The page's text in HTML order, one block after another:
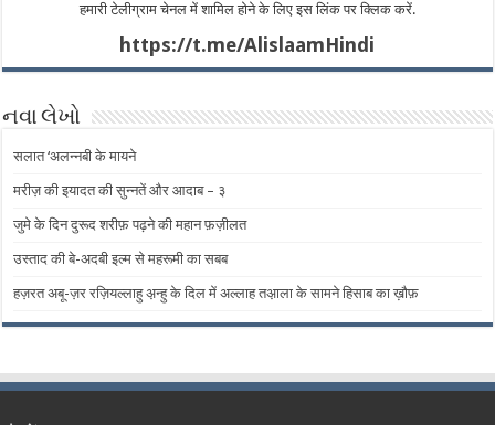
हमारी टेलीग्राम चेनल में शामिल होने के लिए इस लिंक पर क्लिक करें.
https://t.me/AlislaamHindi
નવા લેખો
सलात ‘अलन्नबी के मायने
मरीज़ की इयादत की सुन्नतें और आदाब – ​​३
जुमे के दिन दुरूद शरीफ़ पढ़ने की महान फ़ज़ीलत
उस्ताद की बे-अदबी इल्म से महरूमी का सबब
हज़रत अबू-ज़र रज़ियल्लाहु अ़न्हु के दिल में अल्लाह तअ़ाला के सामने हिसाब का ख़ौफ़